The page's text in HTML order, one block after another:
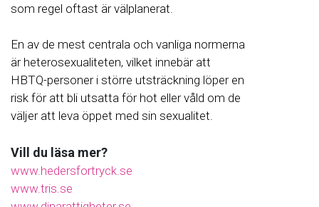
som regel oftast är välplanerat.
En av de mest centrala och vanliga normerna
är heterosexualiteten, vilket innebär att
HBTQ-personer i större utsträckning löper en
risk för att bli utsatta för hot eller våld om de
väljer att leva öppet med sin sexualitet.
Vill du läsa mer?
www.hedersfortryck.se
www.tris.se